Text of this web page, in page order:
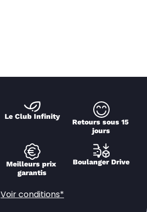
Le Club Infinity
Retours sous 15
jours
Meilleurs prix
garantis
Boulanger Drive
Voir conditions*